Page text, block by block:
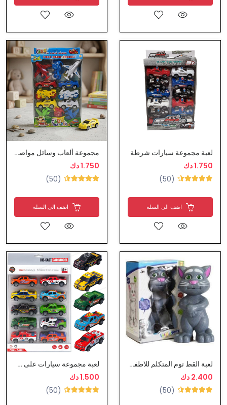
لعبة مجموعة سيارات شرطة
1.750 دك
(50)
اضف الى السلة
مجموعة ألعاب وسائل مواصلات متنوعة
1.750 دك
(50)
اضف الى السلة
لعبة القط توم المتكلم للاطفال
2.400 دك
(50)
لعبة مجموعة سيارات على شكل وانيت
1.500 دك
(50)